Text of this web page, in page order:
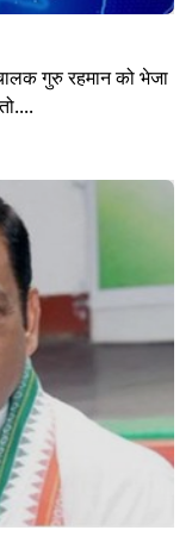
गुरु रहमान को भेजा